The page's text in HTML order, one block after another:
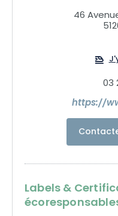
raisins issus des
grandes Cuvées. Dans
arômes, ont toujours
Depuis ses caves au
au patrimoine mondial
46
03
https://
Labels &